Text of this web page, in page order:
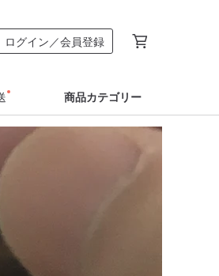
ログイン／会員登録
商品カテゴリー